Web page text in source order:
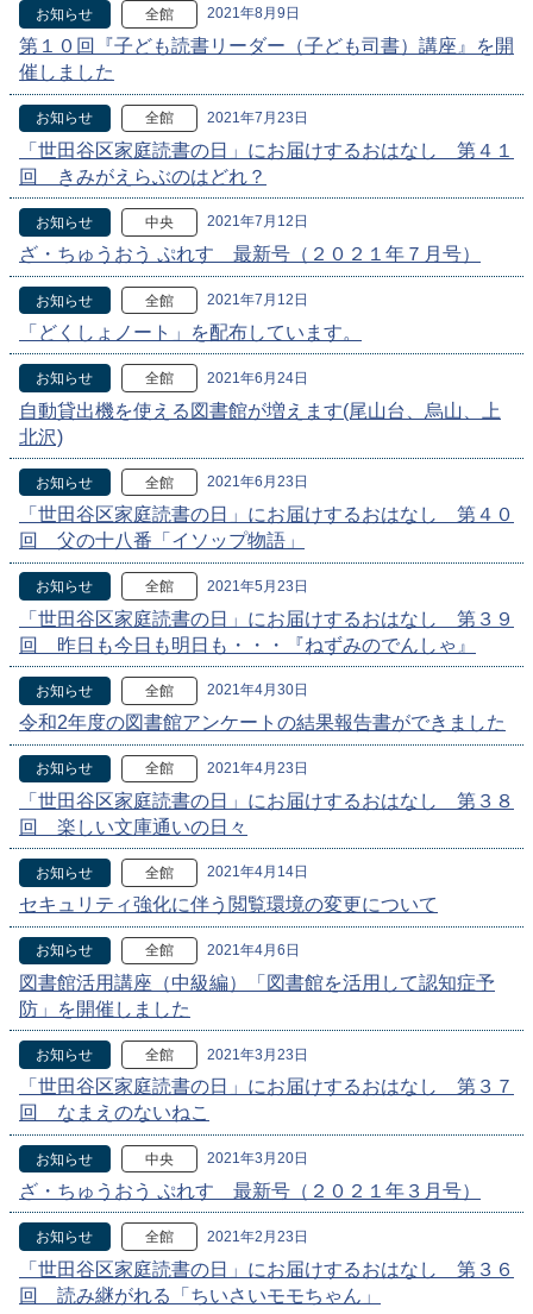
お知らせ 全館 2021年8月9日
第１０回『子ども読書リーダー（子ども司書）講座』を開
催しました
お知らせ 全館 2021年7月23日
「世田谷区家庭読書の日」にお届けするおはなし 第４１
回 きみがえらぶのはどれ？
お知らせ 中央 2021年7月12日
ざ・ちゅうおう ぷれす 最新号（２０２１年７月号）
お知らせ 全館 2021年7月12日
「どくしょノート」を配布しています。
お知らせ 全館 2021年6月24日
自動貸出機を使える図書館が増えます(尾山台、烏山、上
北沢)
お知らせ 全館 2021年6月23日
「世田谷区家庭読書の日」にお届けするおはなし 第４０
回 父の十八番「イソップ物語」
お知らせ 全館 2021年5月23日
「世田谷区家庭読書の日」にお届けするおはなし 第３９
回 昨日も今日も明日も・・・『ねずみのでんしゃ』
お知らせ 全館 2021年4月30日
令和2年度の図書館アンケートの結果報告書ができました
お知らせ 全館 2021年4月23日
「世田谷区家庭読書の日」にお届けするおはなし 第３８
回 楽しい文庫通いの日々
お知らせ 全館 2021年4月14日
セキュリティ強化に伴う閲覧環境の変更について
お知らせ 全館 2021年4月6日
図書館活用講座（中級編）「図書館を活用して認知症予
防」を開催しました
お知らせ 全館 2021年3月23日
「世田谷区家庭読書の日」にお届けするおはなし 第３７
回 なまえのないねこ
お知らせ 中央 2021年3月20日
ざ・ちゅうおう ぷれす 最新号（２０２１年３月号）
お知らせ 全館 2021年2月23日
「世田谷区家庭読書の日」にお届けするおはなし 第３６
回 読み継がれる「ちいさいモモちゃん」